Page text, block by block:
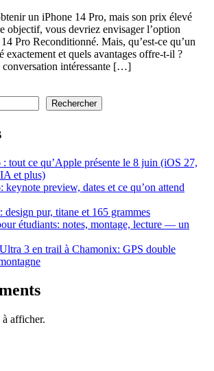
un iPhone 14 Pro, mais son prix élevé
objectif, vous devriez envisager l’option
Pro Reconditionné. Mais, qu’est-ce qu’un
exactement et quels avantages offre-t-il ?
conversation intéressante […]
Rechercher
tout ce qu’Apple présente le 8 juin (iOS 27,
et plus)
preview, dates et ce qu’on attend
pur, titane et 165 grammes
étudiants: notes, montage, lecture — un
3 en trail à Chamonix: GPS double
afficher.